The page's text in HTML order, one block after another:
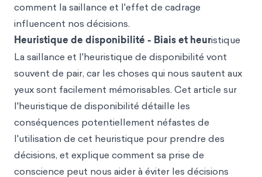
comment la saillance et l'effet de cadrage
influencent nos décisions.
Heuristique de disponibilité - Biais et heuristique
La saillance et l'heuristique de disponibilité vont
souvent de pair, car les choses qui nous sautent aux
yeux sont facilement mémorisables. Cet article sur
l'heuristique de disponibilité détaille les
conséquences potentiellement néfastes de
l'utilisation de cet heuristique pour prendre des
décisions, et explique comment sa prise de
conscience peut nous aider à éviter les décisions